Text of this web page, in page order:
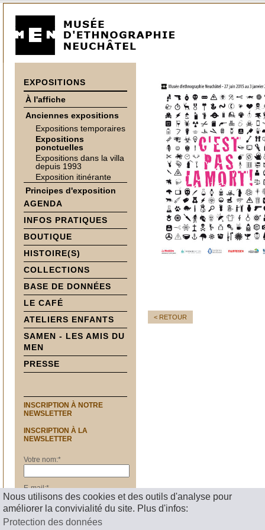
Nous utilisons des cookies et des outils d'analyse pour
améliorer la convivialité du site. Plus d'infos:
Protection des données
EXPOSITIONS
À l'affiche
Anciennes expositions
Expositions temporaires
Expositions
ponctuelles
Expositions dans la villa
depuis 1993
Exposition itinérante
Principes d'exposition
AGENDA
INFOS PRATIQUES
BOUTIQUE
HISTOIRE(S)
COLLECTIONS
BASE DE DONNÉES
LE CAFÉ
ATELIERS ENFANTS
SAMEN - LES AMIS DU
MEN
PRESSE
INSCRIPTION À NOTRE
NEWSLETTER
INSCRIPTION À LA
NEWSLETTER
Votre nom:*
E-mail:*
S'inscrire
< RETOUR